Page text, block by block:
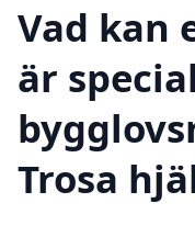
Vad kan
är
Trosa